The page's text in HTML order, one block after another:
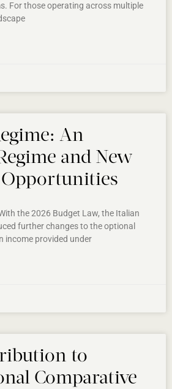
For those operating across multiple
An
and New
the 2026 Budget Law, the Italian
further changes to the optional
income provided under
to
Comparative